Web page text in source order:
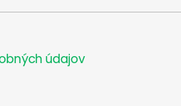
údajov